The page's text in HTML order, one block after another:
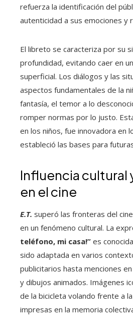
refuerza la identificación del
autenticidad a sus emociones y
El libreto se caracteriza por su
profundidad, evitando caer en
superficial. Los diálogos y las
aspectos fundamentales de la
fantasía, el temor a lo
romper normas por lo justo.
en los niños, fue innovadora en
estableció las bases para
Influencia cultural
en el cine
E.T. superó las fronteras del
en un fenómeno cultural. La
teléfono, mi casa!” es
sido adaptada en varios
publicitarios hasta menciones
y dibujos animados. Imágenes
de la bicicleta volando frente a
impresas en la memoria